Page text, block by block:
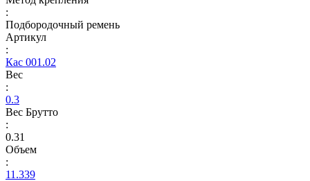
:
Подбородочный ремень
Артикул
:
Кас 001.02
Вес
:
0.3
Вес Брутто
:
0.31
Объем
:
11.339